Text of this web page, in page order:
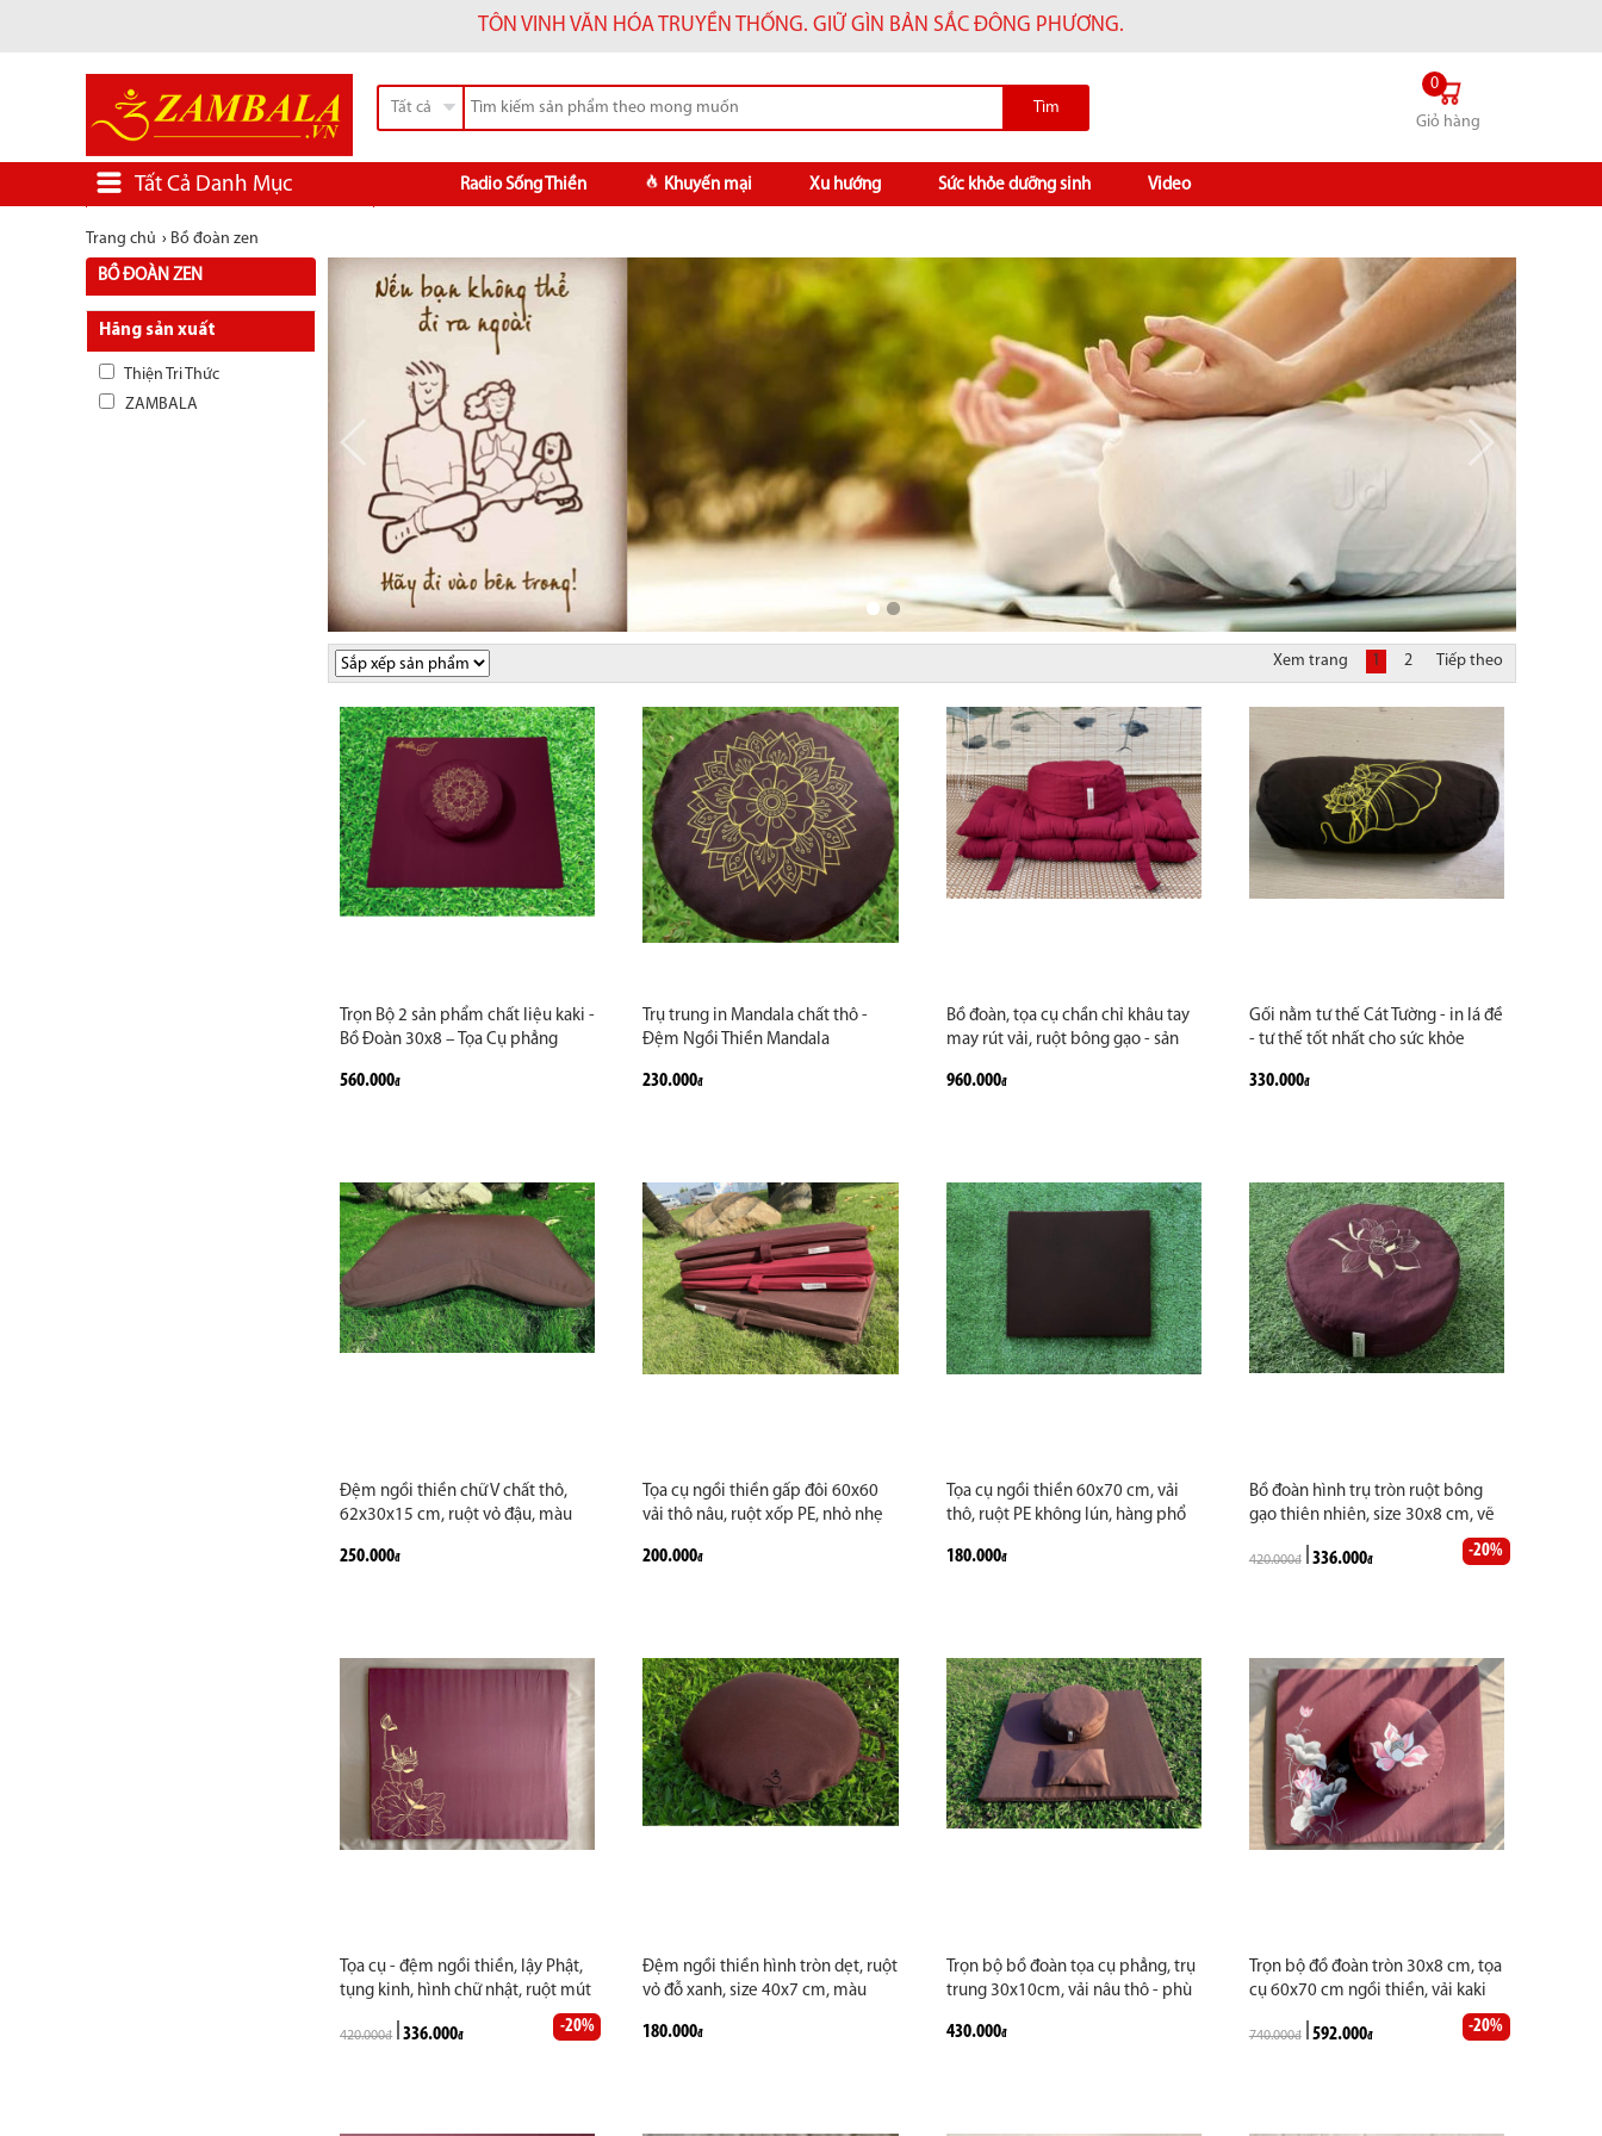
TÔN VINH VĂN HÓA TRUYỀN THỐNG. GIỮ GÌN BẢN SẮC ĐÔNG PHƯƠNG.
0
Giỏ hàng
Tất cả
Tất Cả Danh Mục Radio Sống Thiền Khuyến mại Xu hướng Sức khỏe dưỡng sinh Video
Trang chủ › Bồ đoàn zen
BỒ ĐOÀN ZEN
Hãng sản xuất
Thiện Tri Thức
ZAMBALA
Xem trang 1 2 Tiếp theo
Trọn Bộ 2 sản phẩm chất liệu kaki -
Bồ Đoàn 30x8 – Tọa Cụ phẳng
Thiền – Tụng Kinh In Mandala, Lá
560.000đ
Trụ trung in Mandala chất thô -
Đệm Ngồi Thiền Mandala
Thở
230.000đ
Bồ đoàn, tọa cụ chần chỉ khâu tay
may rút vải, ruột bông gạo - sản
Zambala, hàng chuyên dành cho
960.000đ
Gối nằm tư thế Cát Tường - in lá đề
- tư thế tốt nhất cho sức khỏe
330.000đ
Đệm ngồi thiền chữ V chất thô,
62x30x15 cm, ruột vỏ đậu, màu
thiền lâu không mỏi
250.000đ
Tọa cụ ngồi thiền gấp đôi 60x60
vải thô nâu, ruột xốp PE, nhỏ nhẹ
chùa, đạo tràng
200.000đ
Tọa cụ ngồi thiền 60x70 cm, vải
thô, ruột PE không lún, hàng phổ
180.000đ
Bồ đoàn hình trụ tròn ruột bông
gạo thiên nhiên, size 30x8 cm, vẽ
hoa sen, kaki. Hàng thủ công cao
cấp may vẽ theo yêu cầu
420.000đ 336.000đ
-20%
Tọa cụ - đệm ngồi thiền, lậy Phật,
tụng kinh, hình chữ nhật, ruột mút
xốp, size 60 x 70 cm, vải kaki màu
nâu. Họa tiết hoa sen. May vẽ theo
420.000đ 336.000đ
-20%
Đệm ngồi thiền hình tròn dẹt, ruột
vỏ đỗ xanh, size 40x7 cm, màu
thế kiết tường
180.000đ
Trọn bộ bồ đoàn tọa cụ phẳng, trụ
trung 30x10cm, vải nâu thô - phù
phổ thông
430.000đ
Trọn bộ đồ đoàn tròn 30x8 cm, tọa
cụ 60x70 cm ngồi thiền, vải kaki
cao cấp, ruột vỏ đậu xanh, màu
nâu, đỏ đô, vẽ sen theo yêu cầu,
740.000đ 592.000đ
-20%